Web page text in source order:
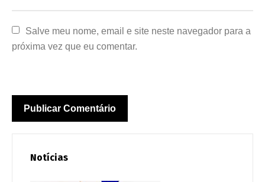
Salve meu nome, email e site neste navegador para a
próxima vez que eu comentar.
Notícias